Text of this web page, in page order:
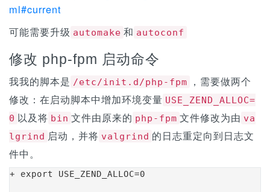
ml#current
可能需要升级 automake 和 autoconf
修改 php-fpm 启动命令
我我的脚本是 /etc/init.d/php-fpm
，需要做两个
修改：在启动脚本中增加环境变量 USE_ZEND_ALLOC=
0 以及将 bin 文件由原来的 php-fpm 文件修改为由 va
lgrind 启动，并将 valgrind 的日志重定向到日志文
件中。
+ export USE_ZEND_ALLOC=0